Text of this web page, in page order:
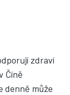
zdraví
Číně
denně může